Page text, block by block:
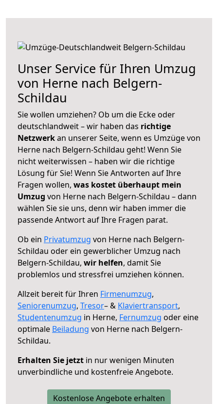
Unser Service für Ihren Umzug
von Herne nach Belgern-
Schildau
Sie wollen umziehen? Ob um die Ecke oder
deutschlandweit – wir haben das richtige
Netzwerkan unserer Seite, wenn es Umzüge von
Herne nach Belgern-Schildau geht! Wenn Sie
nicht weiterwissen – haben wir die richtige
Lösung für Sie! Wenn Sie Antworten auf Ihre
Fragen wollen, was kostet überhaupt mein
Umzug von Herne nach Belgern-Schildau – dann
wählen Sie sie uns, denn wir haben immer die
passende Antwort auf Ihre Fragen parat.
Ob ein Privatumzug von Herne nach Belgern-
Schildau oder ein gewerblicher Umzug nach
Belgern-Schildau, wir helfen, damit Sie
problemlos und stressfrei umziehen können.
Allzeit bereit für Ihren Firmenumzug,
Seniorenumzug, Tresor– & Klaviertransport,
Studentenumzug in Herne, Fernumzug oder eine
optimale Beiladung von Herne nach Belgern-
Schildau.
Erhalten Sie jetzt in nur wenigen Minuten
unverbindliche und kostenfreie Angebote.
Kostenlose Angebote erhalten